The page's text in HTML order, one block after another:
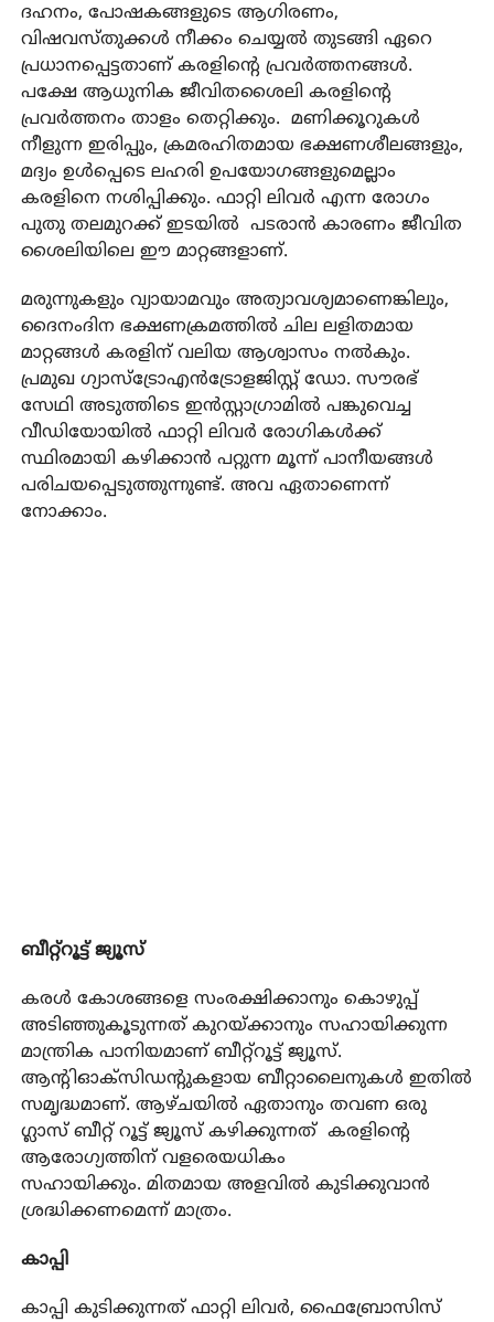
ദഹനം, പോഷകങ്ങളുടെ ആഗിരണം,
വിഷവസ്തുക്കൾ നീക്കം ചെയ്യൽ തുടങ്ങി ഏറെ
പ്രധാനപ്പെട്ടതാണ് കരളിന്റെ പ്രവർത്തനങ്ങൾ.
പക്ഷേ ആധുനിക ജീവിതശൈലി കരളിന്റെ
പ്രവർത്തനം താളം തെറ്റിക്കും. മണിക്കൂറുകള്‍
നീളുന്ന ഇരിപ്പും, ക്രമരഹിതമായ ഭക്ഷണശീലങ്ങളും,
മദ്യം ഉൾപ്പെടെ ലഹരി ഉപയോഗങ്ങളുമെല്ലാം
കരളിനെ നശിപ്പിക്കും. ഫാറ്റി ലിവര്‍ എന്ന രോഗം
പുതു തലമുറക്ക് ഇടയിൽ പടരാൻ കാരണം ജീവിത
ശൈലിയിലെ ഈ മാറ്റങ്ങളാണ്.
മരുന്നുകളും വ്യായാമവും അത്യാവശ്യമാണെങ്കിലും,
ദൈനംദിന ഭക്ഷണക്രമത്തില്‍ ചില ലളിതമായ
മാറ്റങ്ങള്‍ കരളിന് വലിയ ആശ്വാസം നല്‍കും.
പ്രമുഖ ഗ്യാസ്ട്രോഎന്‍ട്രോളജിസ്റ്റ് ഡോ. സൗരഭ്
സേഥി അടുത്തിടെ ഇന്‍സ്റ്റാഗ്രാമില്‍ പങ്കുവെച്ച
വീഡിയോയില്‍ ഫാറ്റി ലിവര്‍ രോഗികള്‍ക്ക്
സ്ഥിരമായി കഴിക്കാന്‍ പറ്റുന്ന മൂന്ന് പാനീയങ്ങള്‍
പരിചയപ്പെടുത്തുന്നുണ്ട്. അവ ഏതാണെന്ന്
നോക്കാം.
ബീറ്റ്‌റൂട്ട് ജ്യൂസ്
കരള്‍ കോശങ്ങളെ സംരക്ഷിക്കാനും കൊഴുപ്പ്
അടിഞ്ഞുകൂടുന്നത് കുറയ്ക്കാനും സഹായിക്കുന്ന
മാന്ത്രിക പാനിയമാണ് ബീറ്റ്‌റൂട്ട് ജ്യൂസ്.
ആന്റിഓക്സിഡന്റുകളായ ബീറ്റാലൈനുകള്‍ ഇതിൽ
സമൃദ്ധമാണ്. ആഴ്ചയില്‍ ഏതാനും തവണ ഒരു
ഗ്ലാസ് ബീറ്റ് റൂട്ട് ജ്യൂസ് കഴിക്കുന്നത് കരളിന്റെ
ആരോഗ്യത്തിന് വളരെയധികം
സഹായിക്കും. മിതമായ അളവില്‍ കുടിക്കുവാൻ
ശ്രദ്ധിക്കണമെന്ന് മാത്രം.
കാപ്പി
കാപ്പി കുടിക്കുന്നത് ഫാറ്റി ലിവര്‍, ഫൈബ്രോസിസ്